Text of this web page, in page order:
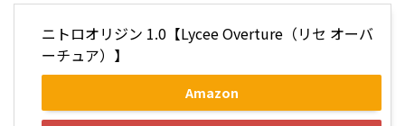
ニトロオリジン 1.0【Lycee Overture（リセ オーバ
ーチュア）】
Amazon